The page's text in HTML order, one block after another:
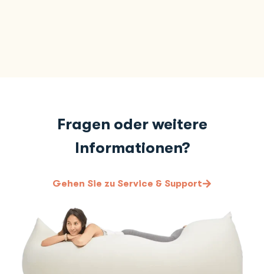
Fragen oder weitere
Informationen?
Gehen Sie zu Service & Support